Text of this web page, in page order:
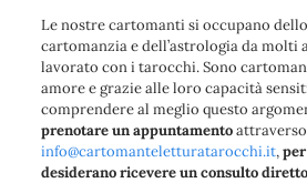
Le nostre cartomanti si occupano
cartomanzia e dell’astrologia da molti
lavorato con i tarocchi. Sono
amore e grazie alle loro capacità
comprendere al meglio questo
prenotare un appuntamento
info@cartomanteletturatarocchi.it,
desiderano ricevere un consulto